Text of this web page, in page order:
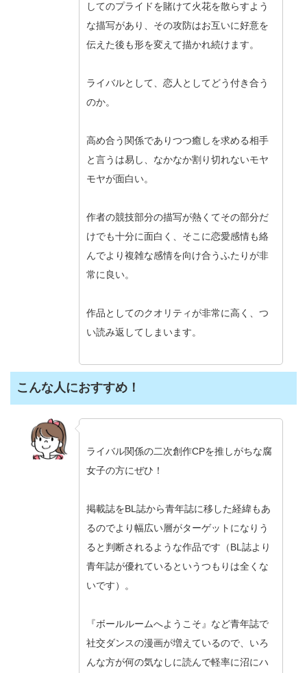
してのプライドを賭けて火花を散らすよう
な描写があり、その攻防はお互いに好意を
伝えた後も形を変えて描かれ続けます。
ライバルとして、恋人としてどう付き合う
のか。
高め合う関係でありつつ癒しを求める相手
と言うは易し、なかなか割り切れないモヤ
モヤが面白い。
作者の競技部分の描写が熱くてその部分だ
けでも十分に面白く、そこに恋愛感情も絡
んでより複雑な感情を向け合うふたりが非
常に良い。
作品としてのクオリティが非常に高く、つ
い読み返してしまいます。
こんな人におすすめ！
ライバル関係の二次創作CPを推しがちな腐
女子の方にぜひ！
掲載誌をBL誌から青年誌に移した経緯もあ
るのでより幅広い層がターゲットになりう
ると判断されるような作品です（BL誌より
青年誌が優れているというつもりは全くな
いです）。
『ボールルームへようこそ』など青年誌で
社交ダンスの漫画が増えているので、いろ
んな方が何の気なしに読んで軽率に沼にハ